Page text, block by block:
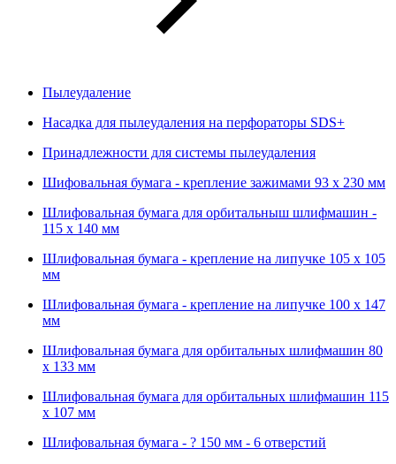
Пылеудаление
Насадка для пылеудаления на перфораторы SDS+
Принадлежности для системы пылеудаления
Шифовальная бумага - крепление зажимами 93 х 230 мм
Шлифовальная бумага для орбитальныш шлифмашин -
115 х 140 мм
Шлифовальная бумага - крепление на липучке 105 х 105
мм
Шлифовальная бумага - крепление на липучке 100 х 147
мм
Шлифовальная бумага для орбитальных шлифмашин 80
х 133 мм
Шлифовальная бумага для орбитальных шлифмашин 115
х 107 мм
Шлифовальная бумага - ? 150 мм - 6 отверстий